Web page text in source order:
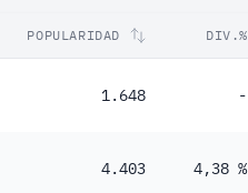
POPULARIDAD DIV.%
1.648 -
4.403 4,38 %